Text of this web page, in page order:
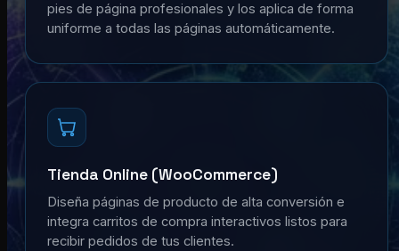
pies de página profesionales y los aplica de forma
uniforme a todas las páginas automáticamente.
Tienda Online (WooCommerce)
Diseña páginas de producto de alta conversión e
integra carritos de compra interactivos listos para
recibir pedidos de tus clientes.